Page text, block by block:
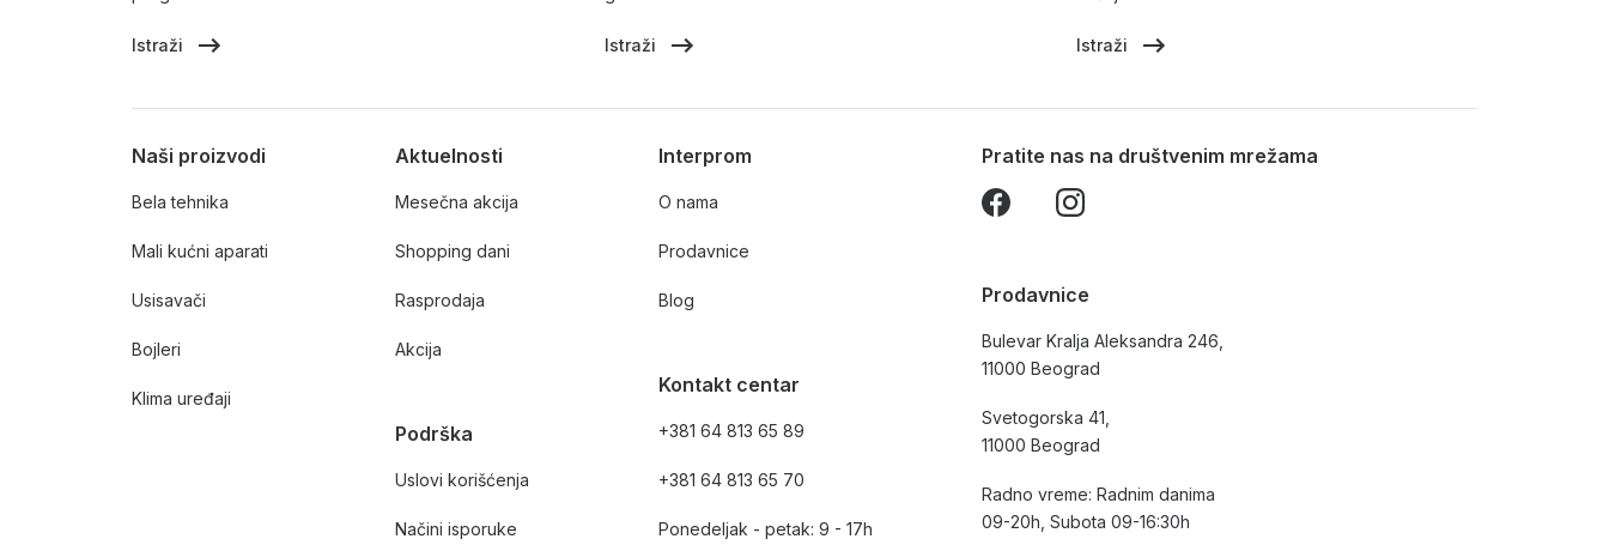
Istraži Istraži Istraži
Naši proizvodi
Bela tehnika
Mali kućni aparati
Usisavači
Bojleri
Klima uređaji
Aktuelnosti
Mesečna akcija
Shopping dani
Rasprodaja
Akcija
Podrška
Uslovi korišćenja
Načini isporuke
Interprom
O nama
Prodavnice
Blog
Kontakt centar
+381 64 813 65 89
+381 64 813 65 70
Ponedeljak - petak: 9 - 17h
Pratite nas na društvenim mrežama
Prodavnice
Bulevar Kralja Aleksandra 246,
11000 Beograd
Svetogorska 41,
11000 Beograd
Radno vreme: Radnim danima
09-20h, Subota 09-16:30h